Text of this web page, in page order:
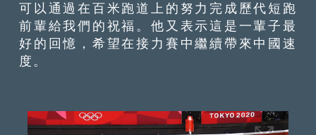
可以通過在百米跑道上的努力完成歷代短跑
前輩給我們的祝福。他又表示這是一輩子最
好的回憶，希望在接力賽中繼續帶來中國速
度。